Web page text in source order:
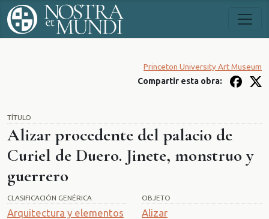
TÍTULO
Alizar procedente del palacio de
Curiel de Duero. Jinete, monstruo y
guerrero
CLASIFICACIÓN GENÉRICA
Arquitectura y elementos
OBJETO
Alizar
Princeton University Art Museum
Compartir esta obra: